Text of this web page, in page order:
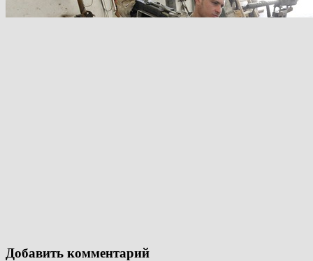
Добавить комментарий